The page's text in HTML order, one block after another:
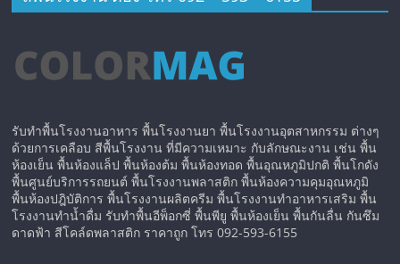
รับทำพื้นโรงงานอาหาร พื้นโรงงานยา พื้นโรงงานอุตสาหกรรม ต่างๆ
ด้วยการเคลือบ สีพื้นโรงงาน ที่มีความเหมาะ กับลักษณะงาน เช่น พื้น
ห้องเย็น พื้นห้องแล็ป พื้นห้องต้ม พื้นห้องทอด พื้นอุณหภูมิปกติ พื้นโกดัง
พื้นศูนย์บริการรถยนต์ พื้นโรงงานพลาสติก พื้นห้องความคุมอุณหภูมิ
พื้นห้องปฎิบัติการ พื้นโรงงานผลิตครีม พื้นโรงงานทำอาหารเสริม พื้น
โรงงานทำน้ำดื่ม รับทำพื้นอีพ็อกซี่ พื้นพียู พื้นห้องเย็น พื้นกันลื่น กันซึม
ดาดฟ้า สีโคล์ดพลาสติก ราคาถูก โทร 092-593-6155